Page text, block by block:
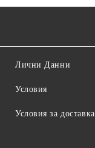
Лични Данни
Условия
Условия за доставка